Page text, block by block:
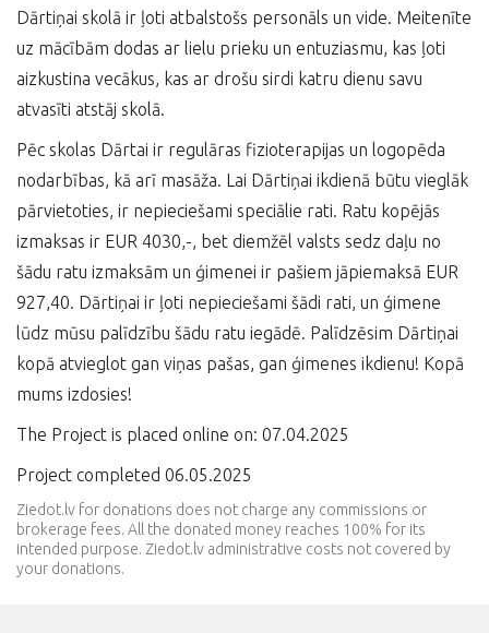
Dārtiņai skolā ir ļoti atbalstošs personāls un vide. Meitenīte
uz mācībām dodas ar lielu prieku un entuziasmu, kas ļoti
aizkustina vecākus, kas ar drošu sirdi katru dienu savu
atvasīti atstāj skolā.
Pēc skolas Dārtai ir regulāras fizioterapijas un logopēda
nodarbības, kā arī masāža. Lai Dārtiņai ikdienā būtu vieglāk
pārvietoties, ir nepieciešami speciālie rati. Ratu kopējās
izmaksas ir EUR 4030,-, bet diemžēl valsts sedz daļu no
šādu ratu izmaksām un ģimenei ir pašiem jāpiemaksā EUR
927,40. Dārtiņai ir ļoti nepieciešami šādi rati, un ģimene
lūdz mūsu palīdzību šādu ratu iegādē. Palīdzēsim Dārtiņai
kopā atvieglot gan viņas pašas, gan ģimenes ikdienu! Kopā
mums izdosies!
The Project is placed online on: 07.04.2025
Project completed 06.05.2025
Ziedot.lv for donations does not charge any commissions or
brokerage fees. All the donated money reaches 100% for its
intended purpose. Ziedot.lv administrative costs not covered by
your donations.